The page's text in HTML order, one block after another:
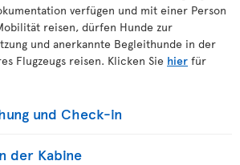
verfügen und mit einer Person
reisen, dürfen Hunde zur
und anerkannte Begleithunde in der
Flugzeugs reisen. Klicken Sie hier für
und Check-in
der Kabine